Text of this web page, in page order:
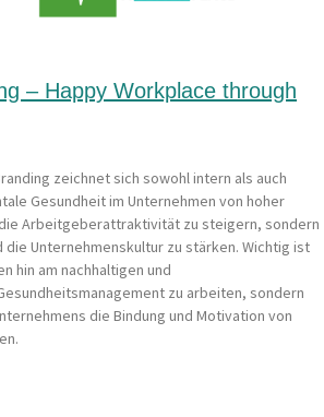
– Happy Workplace through
zeichnet sich sowohl intern als auch
Gesundheit im Unternehmen von hoher
Arbeitgeberattraktivität zu steigern, sondern
die Unternehmenskultur zu stärken. Wichtig ist
hin am nachhaltigen und
zu arbeiten, sondern
die Bindung und Motivation von